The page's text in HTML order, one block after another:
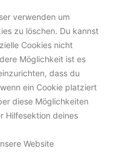
verwenden um
zu löschen. Du kannst
Cookies nicht
Möglichkeit ist es
dass du
ein Cookie platziert
diese Möglichkeiten
Hilfesektion deines
Website